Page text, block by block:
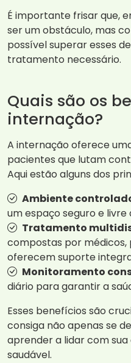
É importante frisar que,
ser um obstáculo, mas
possível superar esses
tratamento necessário.
Quais são os
internação?
A internação oferece
pacientes que lutam
Aqui estão alguns dos
Ambiente
um espaço seguro e livre
Tratamento
compostas por
oferecem suporte
Monitoramento
diário para garantir a
Esses benefícios são
consiga não apenas se
aprender a lidar com
saudável.